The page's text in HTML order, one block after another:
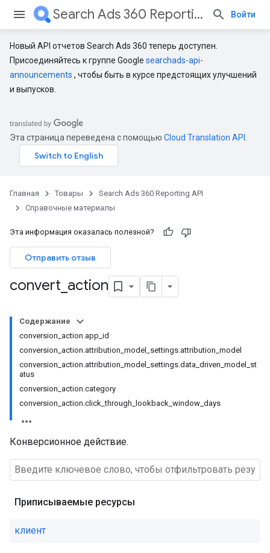
Search Ads 360 Reporting API Войти
Новый API отчетов Search Ads 360 теперь доступен.
Присоединяйтесь к группе Google searchads-api-
announcements , чтобы быть в курсе предстоящих улучшений
и выпусков.
Эта страница переведена с помощью Cloud Translation API
Главная Товары
Search Ads 360 Reporting API
Справочные материалы
Эта информация оказалась полезной?
Отправить отзыв
convert action
Содержание
conversion_action.app_id
conversion_action.attribution_model_settings.attribution_model
conversion_action.attribution_model_settings.data_driven_model_st
atus
conversion_action.category
conversion_action.click_through_lookback_window_days
Конверсионное действие.
Приписываемые ресурсы
клиент